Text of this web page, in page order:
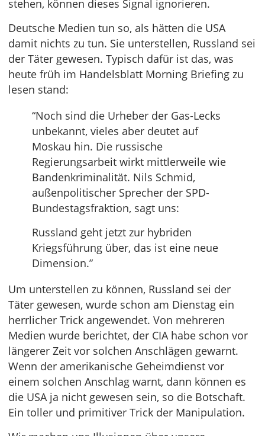
stehen, können dieses Signal ignorieren.
Deutsche Medien tun so, als hätten die USA
damit nichts zu tun. Sie unterstellen, Russland sei
der Täter gewesen. Typisch dafür ist das, was
heute früh im Handelsblatt Morning Briefing zu
lesen stand:
“Noch sind die Urheber der Gas-Lecks
unbekannt, vieles aber deutet auf
Moskau hin. Die russische
Regierungsarbeit wirkt mittlerweile wie
Bandenkriminalität. Nils Schmid,
außenpolitischer Sprecher der SPD-
Bundestagsfraktion, sagt uns:
Russland geht jetzt zur hybriden
Kriegsführung über, das ist eine neue
Dimension.”
Um unterstellen zu können, Russland sei der
Täter gewesen, wurde schon am Dienstag ein
herrlicher Trick angewendet. Von mehreren
Medien wurde berichtet, der CIA habe schon vor
längerer Zeit vor solchen Anschlägen gewarnt.
Wenn der amerikanische Geheimdienst vor
einem solchen Anschlag warnt, dann können es
die USA ja nicht gewesen sein, so die Botschaft.
Ein toller und primitiver Trick der Manipulation.